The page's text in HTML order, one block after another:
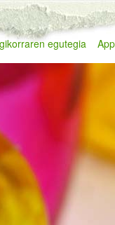
egutegia